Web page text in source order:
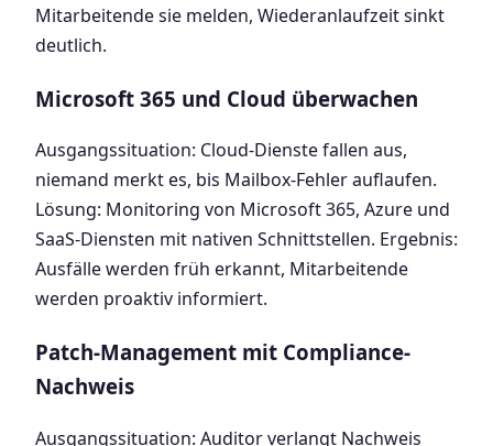
Mitarbeitende sie melden, Wiederanlaufzeit sinkt
deutlich.
Microsoft 365 und Cloud überwachen
Ausgangssituation: Cloud-Dienste fallen aus,
niemand merkt es, bis Mailbox-Fehler auflaufen.
Lösung: Monitoring von Microsoft 365, Azure und
SaaS-Diensten mit nativen Schnittstellen. Ergebnis:
Ausfälle werden früh erkannt, Mitarbeitende
werden proaktiv informiert.
Patch-Management mit Compliance-
Nachweis
Ausgangssituation: Auditor verlangt Nachweis